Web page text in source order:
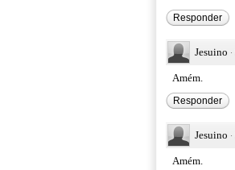
Responder
Jesuino ·
Amém.
Responder
Jesuino ·
Amém.